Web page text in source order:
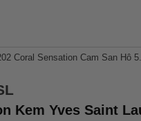
Coral Sensation Cam San Hô
Kem Yves Saint